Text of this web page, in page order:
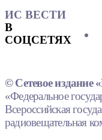
ИС ВЕСТИ
В
СОЦСЕТЯХ
© Сетевое издание
«Федеральное
Всероссийская
радиовещательная